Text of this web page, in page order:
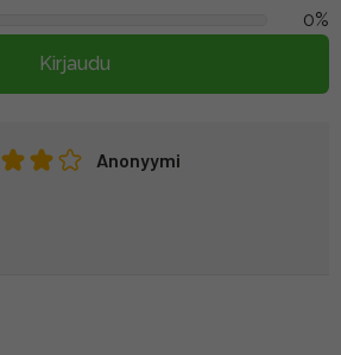
0%
Kirjaudu
Anonyymi